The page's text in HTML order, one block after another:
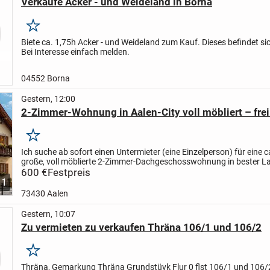
Merken
Biete ca. 1,75h Acker - und Weideland zum Kauf. Dieses befindet
Bei Interesse einfach melden.
04552 Borna
1
Gestern, 12:00
2-Zimmer-Wohnung in Aalen-City voll möbliert – frei
Merken
Ich suche ab sofort einen Untermieter (eine Einzelperson) für eine
große, voll möblierte 2-Zimmer-Dachgeschosswohnung in bester
Aalen-City.Top-Lage
600 €Festpreis
73430 Aalen
Gestern, 10:07
Zu vermieten zu verkaufen Thräna 106/1 und 106/2
Merken
Thräna, Gemarkung Thräna Grundstüvk Flur 0 flst 106/1 und